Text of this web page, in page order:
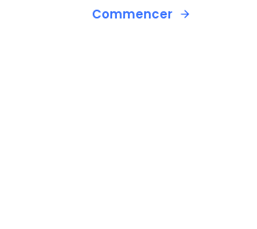
Commencer